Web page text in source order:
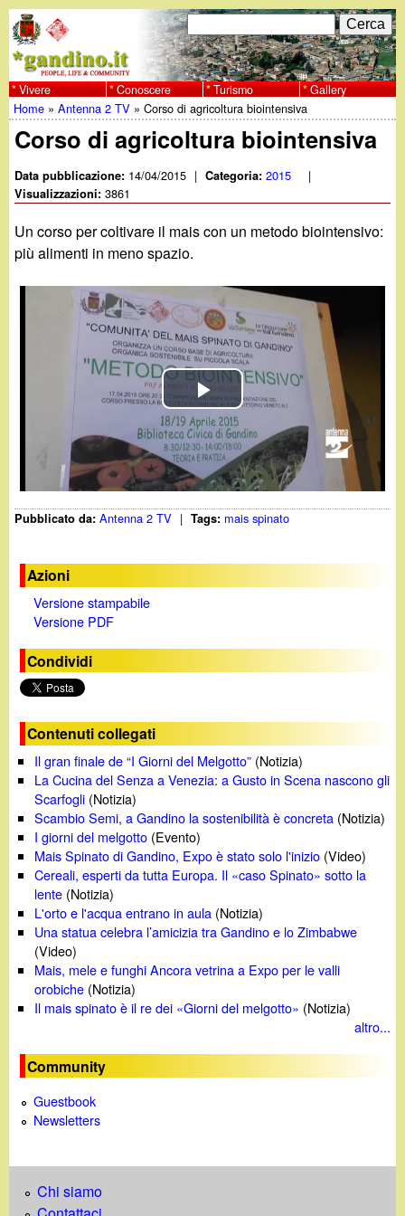
al
contenuto
principale
w
w
w
.
g
n
F
o
r
m
d
i
r
i
c
e
r
c
a
C
e
r
c
a
Vivere Conoscere Turismo Gallery
Tu
sei
qui
Home »Antenna 2 TV »Corso di agricoltura biointensiva
Corso di agricoltura biointensiva
Data pubblicazione: 14/04/2015 | Categoria:2015 |
Visualizzazioni:3861
Un corso per coltivare il mais con un metodo biointensivo:
più alimenti in meno spazio.
P
l
a
y
V
d
Pubblicato da:Antenna 2 TV | Tags: mais spinato
Azioni
Versione stampabile
Versione PDF
Condividi
Contenuti collegati
Il gran finale de “I Giorni del Melgotto” (Notizia)
La Cucina del Senza a Venezia: a Gusto in Scena nascono gli
Scarfogli (Notizia)
Scambio Semi, a Gandino la sostenibilità è concreta (Notizia)
I giorni del melgotto (Evento)
Mais Spinato di Gandino, Expo è stato solo l'inizio (Video)
Cereali, esperti da tutta Europa. Il «caso Spinato» sotto la
lente (Notizia)
L'orto e l'acqua entrano in aula (Notizia)
Una statua celebra l’amicizia tra Gandino e lo Zimbabwe
(Video)
Mais, mele e funghi Ancora vetrina a Expo per le valli
orobiche (Notizia)
Il mais spinato è il re dei «Giorni del melgotto» (Notizia)
altro...
Community
Guestbook
Newsletters
Chi siamo